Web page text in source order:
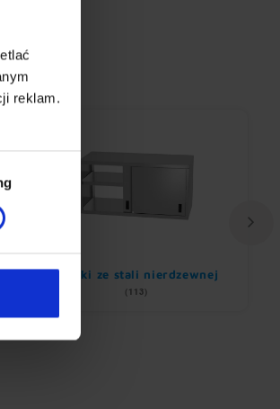
reklam.
Szafki ze stali nierdzewnej
(113)